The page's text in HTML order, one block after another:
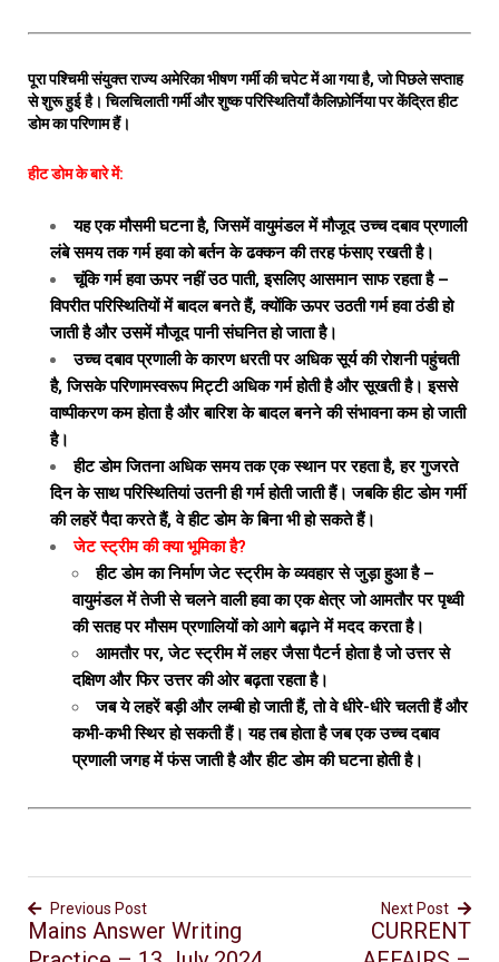
पूरा पश्चिमी संयुक्त राज्य अमेरिका भीषण गर्मी की चपेट में आ गया है, जो पिछले सप्ताह
से शुरू हुई है। चिलचिलाती गर्मी और शुष्क परिस्थितियाँ कैलिफ़ोर्निया पर केंद्रित हीट
डोम का परिणाम हैं।
हीट डोम के बारे में:
यह एक मौसमी घटना है, जिसमें वायुमंडल में मौजूद उच्च दबाव प्रणाली
लंबे समय तक गर्म हवा को बर्तन के ढक्कन की तरह फंसाए रखती है।
चूंकि गर्म हवा ऊपर नहीं उठ पाती, इसलिए आसमान साफ ​​रहता है –
विपरीत परिस्थितियों में बादल बनते हैं, क्योंकि ऊपर उठती गर्म हवा ठंडी हो
जाती है और उसमें मौजूद पानी संघनित हो जाता है।
उच्च दबाव प्रणाली के कारण धरती पर अधिक सूर्य की रोशनी पहुंचती
है, जिसके परिणामस्वरूप मिट्टी अधिक गर्म होती है और सूखती है। इससे
वाष्पीकरण कम होता है और बारिश के बादल बनने की संभावना कम हो जाती
है।
हीट डोम जितना अधिक समय तक एक स्थान पर रहता है, हर गुजरते
दिन के साथ परिस्थितियां उतनी ही गर्म होती जाती हैं। जबकि हीट डोम गर्मी
की लहरें पैदा करते हैं, वे हीट डोम के बिना भी हो सकते हैं।
जेट स्ट्रीम की क्या भूमिका है?
हीट डोम का निर्माण जेट स्ट्रीम के व्यवहार से जुड़ा हुआ है –
वायुमंडल में तेजी से चलने वाली हवा का एक क्षेत्र जो आमतौर पर पृथ्वी
की सतह पर मौसम प्रणालियों को आगे बढ़ाने में मदद करता है।
आमतौर पर, जेट स्ट्रीम में लहर जैसा पैटर्न होता है जो उत्तर से
दक्षिण और फिर उत्तर की ओर बढ़ता रहता है।
जब ये लहरें बड़ी और लम्बी हो जाती हैं, तो वे धीरे-धीरे चलती हैं और
कभी-कभी स्थिर हो सकती हैं। यह तब होता है जब एक उच्च दबाव
प्रणाली जगह में फंस जाती है और हीट डोम की घटना होती है।
Previous Post
Mains Answer Writing
Next Post
CURRENT